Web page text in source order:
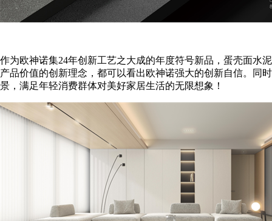
作为欧神诺集24年创新工艺之大成的年度符号新品，蛋壳面水
产品价值的创新理念，都可以看出欧神诺强大的创新自信。同
景，满足年轻消费群体对美好家居生活的无限想象！